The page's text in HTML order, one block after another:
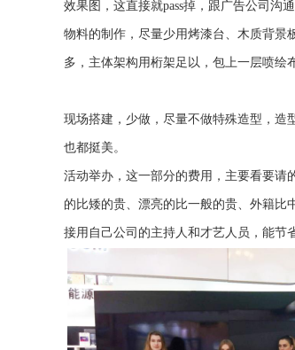
效果图，这直接就pass掉，跟广告公司沟
物料的制作，尽量少用烤漆台、木质背景
多，主体架构用桁架足以，包上一层喷绘
现场搭建，少做，尽量不做特殊造型，造
也都挺美。
活动举办，这一部分的费用，主要看要请
的比矮的贵、漂亮的比一般的贵、外籍
接用自己公司的主持人和才艺人员，能节